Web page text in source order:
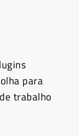
para
trabalho